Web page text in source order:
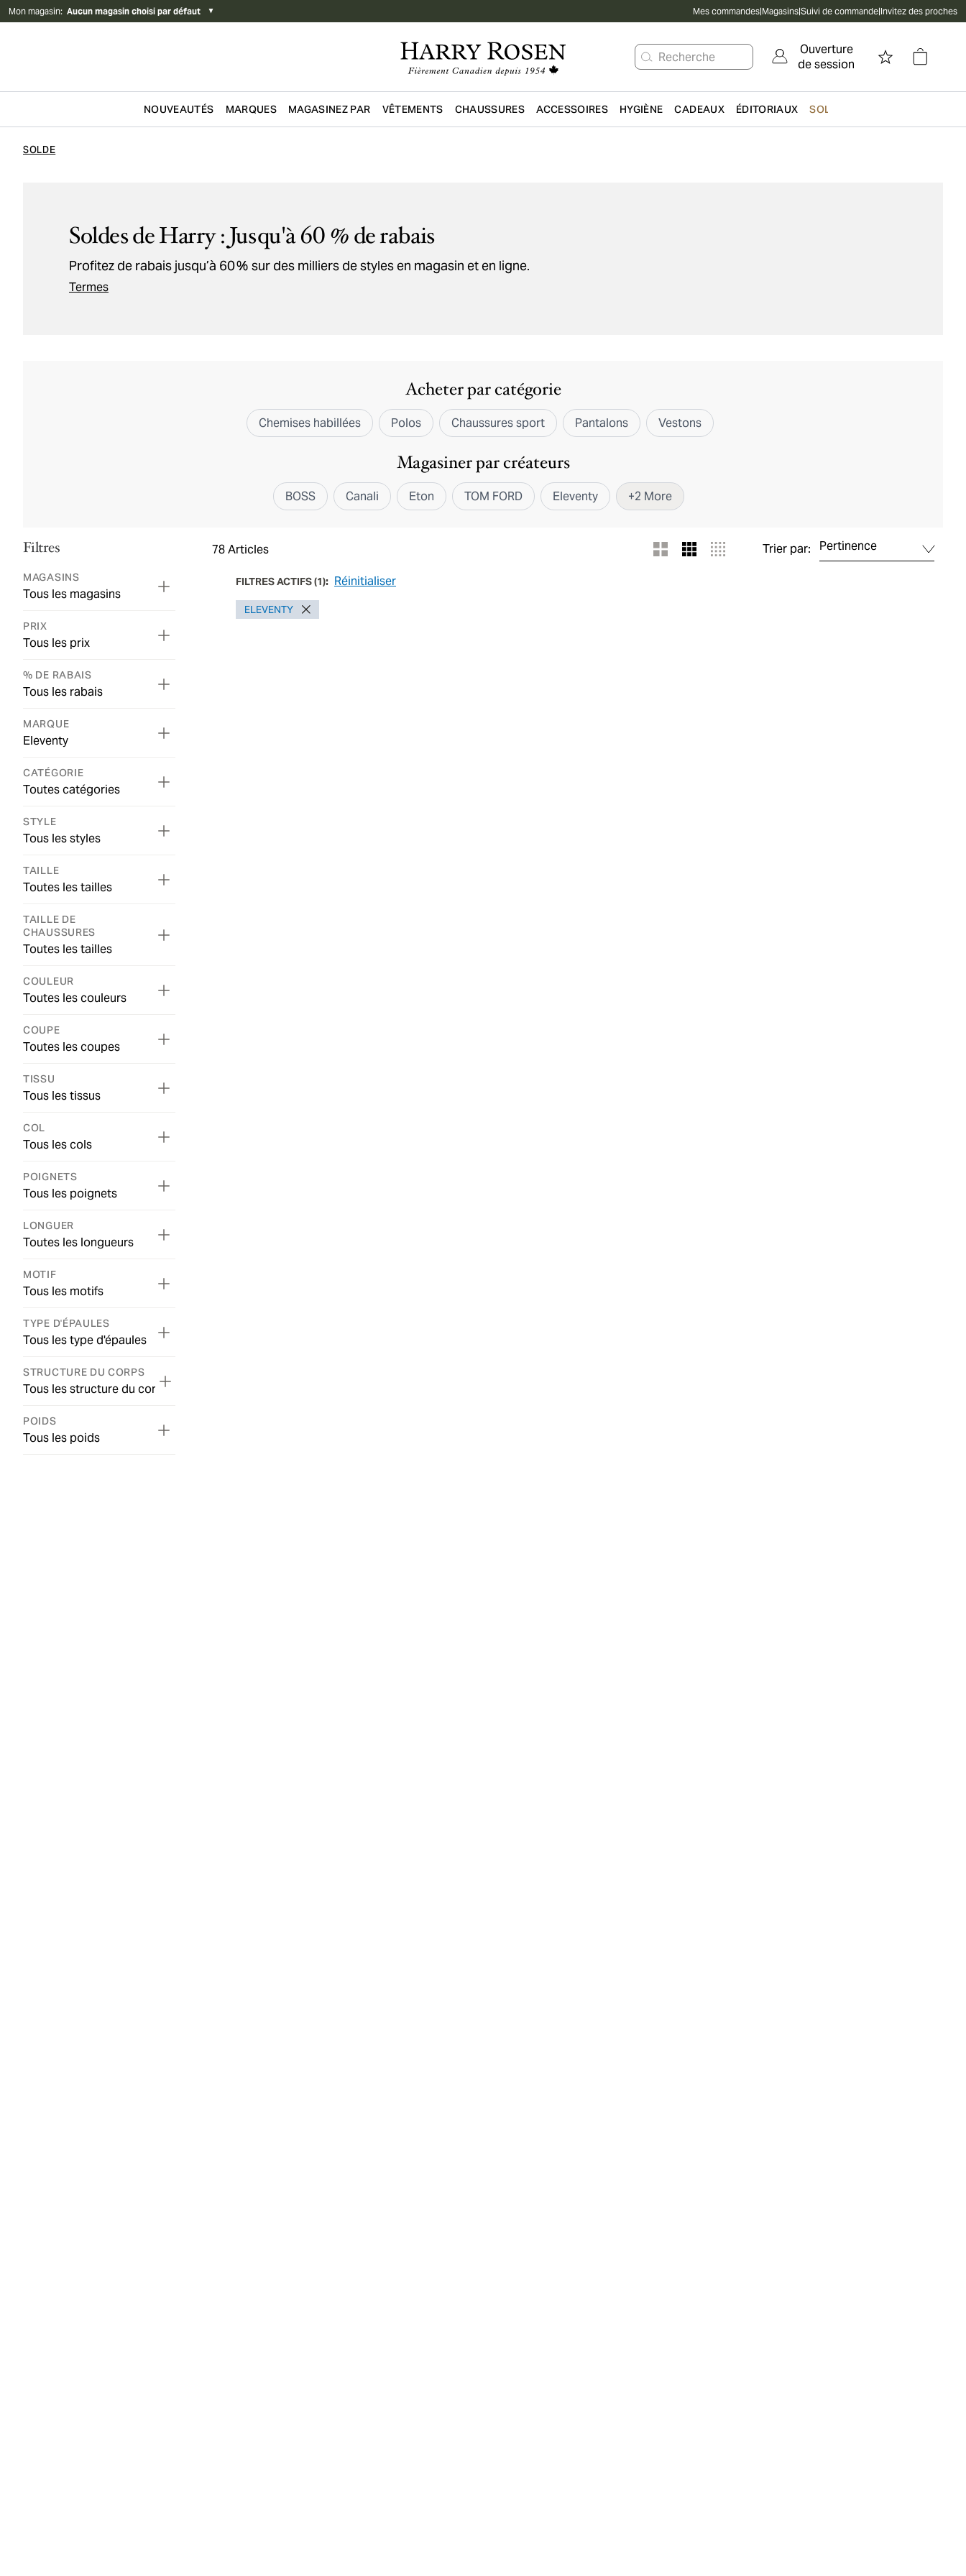
Mon magasin: Aucun magasin choisi par défaut ▼ Mes commandes|Magasins|Suivi de commande|Invitez des proches
Recherche
Ouverture
de session
Passer au contenu principal
NOUVEAUTÉS MARQUES MAGASINEZ PAR VÊTEMENTS CHAUSSURES ACCESSOIRES HYGIÈNE CADEAUX ÉDITORIAUX SOLDES
SOLDE
Soldes de Harry : Jusqu'à 60 % de rabais
Profitez de rabais jusqu’à 60 % sur des milliers de styles en magasin et en ligne.
Termes
Acheter par catégorie
Chemises habillées Polos Chaussures sport Pantalons Vestons
Magasiner par créateurs
BOSS Canali Eton TOM FORD Eleventy +2 More
78Articles Trier par: Pertinence
Filtres
MAGASINS
Tous les magasins
PRIX
Tous les prix
% DE RABAIS
Tous les rabais
MARQUE
Eleventy
CATÉGORIE
Toutes catégories
STYLE
Tous les styles
TAILLE
Toutes les tailles
TAILLE DE
CHAUSSURES
Toutes les tailles
COULEUR
Toutes les couleurs
COUPE
Toutes les coupes
TISSU
Tous les tissus
COL
Tous les cols
POIGNETS
Tous les poignets
LONGUER
Toutes les longueurs
MOTIF
Tous les motifs
TYPE D'ÉPAULES
Tous les type d'épaules
STRUCTURE DU CORPS
Tous les structure du corps
POIDS
Tous les poids
FILTRES ACTIFS(1): Réinitialiser
ELEVENTY